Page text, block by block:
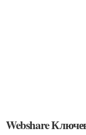
Webshare